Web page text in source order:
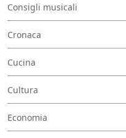
Consigli musicali
Cronaca
Cucina
Cultura
Economia